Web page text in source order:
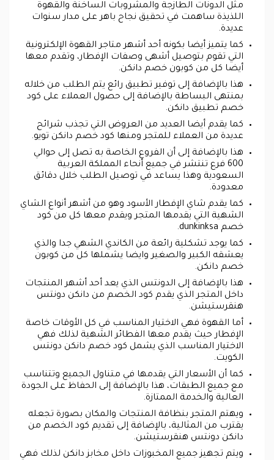
مثل الدونات الطازجة والمشروبات الساخنة والقهوة
اللذيذة ساهمت في تحقيق نجاح باهر على مدار سنوات
عديدة.
كما يتميز أيضا بكونه أحد أشهر متاجر القهوة الإلكترونية
التي تقوم بتوصيل أشهى وصفات الإفطار، وتقدم معها
أيضا كل من كوبون خصم دانكن.
هذا بالإضافة إلى توفير تطبيق رائع يتم الطلب من خلاله
بمنتهى البساطة بالإضافة إلى حصول العملاء على كود
خصم تطبيق دانكن.
كما يقدم أيضا العديد من العروض التي تجذب شرائح
عديدة من العملاء للمتجر ومنها كود خصم دانكن تويو.
هذا بالإضافة إلى أن الفروع الخاصة به تصل إلى حوالي
600 فرع تنتشر في جميع أنحاء المملكة العربية
السعودية وهذا يساعد في توصيل الطلب خلال دقائق
معدودة.
كما يقدم شاي الإفطار الأسود وهو من أشهر أنواع الشاي
الشهية التي يقدمها المتجر ويقدم معها كل من كود
خصم dunkinksa.
كما يوجد تشكلية رائعة من الكاندي الشهي جدا والذي
يعشقه الكبير والصغير وايضا يشملها كل من كوبون
خصم دانكن.
هذا بالإضافة إلى الدونتس الذي يعد أحد أشهر المنتجات
داخل المتجر الذي يقدم كود الخصم من دانكن دونتس
هنقرستيشن.
أما القهوة فهي الاختيار المناسب في كل الأوقات خاصة
الإفطار حيث يقدم معها الفطائر الشهية لذلك فهي
الاختيار المناسب الذي يشمل كود خصم دانكن دونتس
الكويت.
كما أن الأسعار التي يقدمها في متناول الجميع وتتناسب
مع جميع الطبقات، هذا بالإضافة إلى الحفاظ على الجودة
العالية والخدمة الممتازة.
ويهتم المتجر بنظافة المنتجات والمكان بصورة تجعله
يقترب من المثالية، بالإضافة إلى تقديم كود الخصم من
دانكن دونتس هنقرستيشن.
ويتم تجهيز جميع المخبوزات داخل مخابز دانكن لذلك فهي